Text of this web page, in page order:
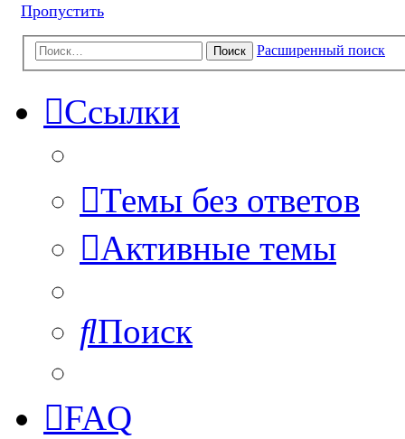
Пропустить
Поиск Расширенный поиск
Ссылки
Темы без ответов
Активные темы
Поиск
FAQ